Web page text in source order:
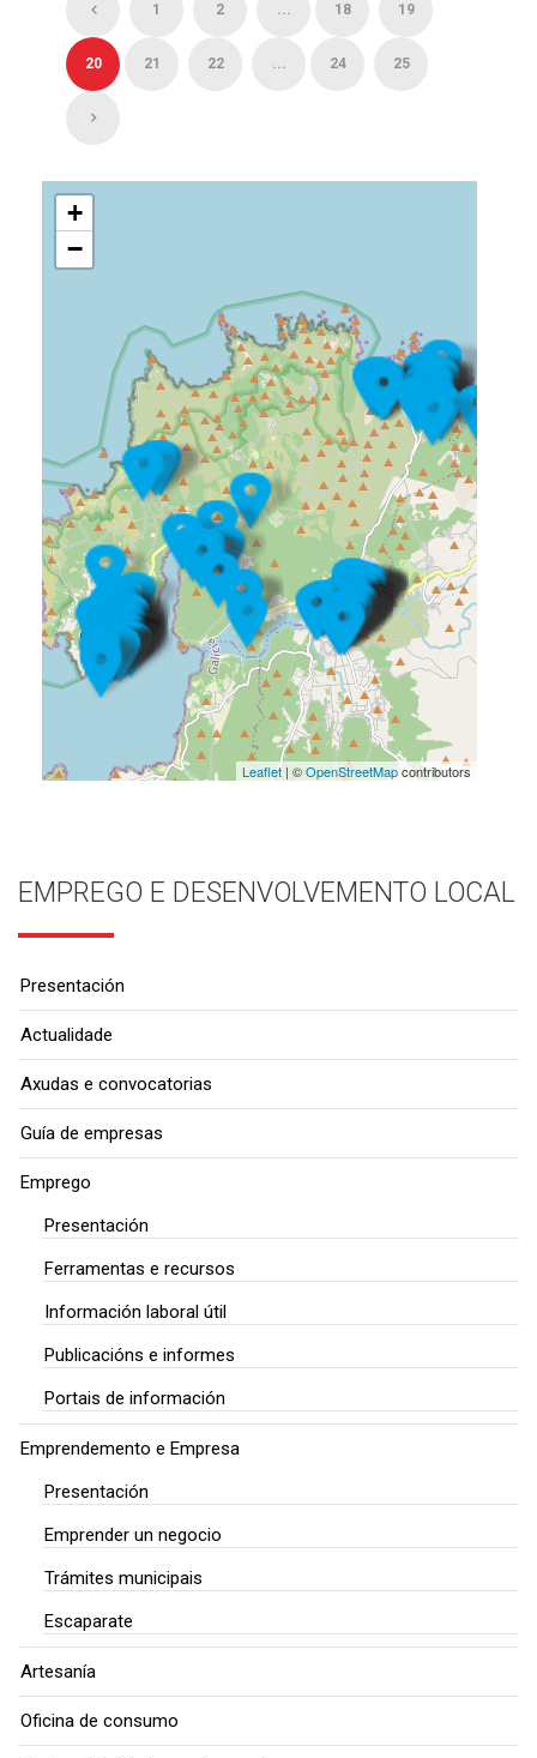
1 2 ... 18 19
20 21 22 ... 24 25
+
−
Leaflet| ©OpenStreetMapcontributors
EMPREGO E DESENVOLVEMENTO LOCAL
Presentación
Actualidade
Axudas e convocatorias
Guía de empresas
Emprego
Presentación
Ferramentas e recursos
Información laboral útil
Publicacións e informes
Portais de información
Emprendemento e Empresa
Presentación
Emprender un negocio
Trámites municipais
Escaparate
Artesanía
Oficina de consumo